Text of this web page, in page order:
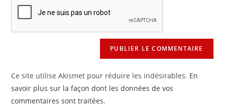
votre
site
(facultatif)
Ce site utilise Akismet pour réduire les indésirables. En
savoir plus sur la façon dont les données de vos
commentaires sont traitées.